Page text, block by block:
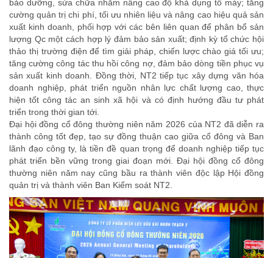
bảo dưỡng, sửa chữa nhằm nâng cao độ khả dụng tổ máy; tăng
cường quản trị chi phí, tối ưu nhiên liệu và nâng cao hiệu quả sản
xuất kinh doanh, phối hợp với các bên liên quan để phân bổ sản
lượng Qc một cách hợp lý đảm bảo sản xuất; định kỳ tổ chức hội
thảo thị trường điện để tìm giải pháp, chiến lược chào giá tối ưu;
tăng cường công tác thu hồi công nợ, đảm bảo dòng tiền phục vụ
sản xuất kinh doanh. Đồng thời, NT2 tiếp tục xây dựng văn hóa
doanh nghiệp, phát triển nguồn nhân lực chất lượng cao, thực
hiện tốt công tác an sinh xã hội và có định hướng đầu tư phát
triển trong thời gian tới.
Đại hội đồng cổ đông thường niên năm 2026 của NT2 đã diễn ra
thành công tốt đẹp, tạo sự đồng thuận cao giữa cổ đông và Ban
lãnh đạo công ty, là tiền đề quan trọng để doanh nghiệp tiếp tục
phát triển bền vững trong giai đoạn mới. Đại hội đồng cổ đông
thường niên năm nay cũng bầu ra thành viên độc lập Hội đồng
quản trị và thành viên Ban Kiểm soát NT2.